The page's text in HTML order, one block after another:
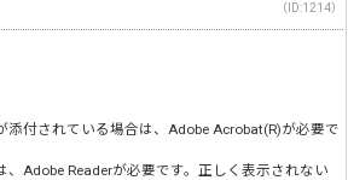
（ID:1214）
付されている場合は、Adobe Acrobat(R)が必要で
、Adobe Readerが必要です。正しく表示されない